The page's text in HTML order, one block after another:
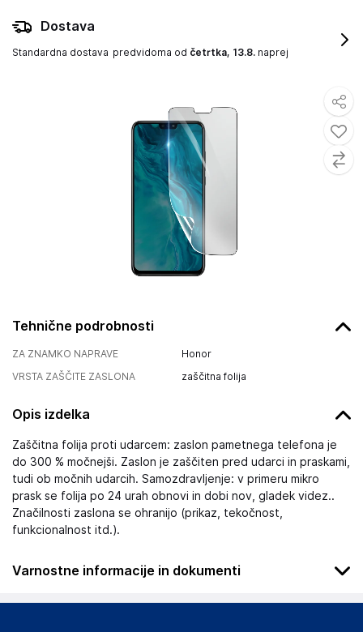
Tehnične podrobnosti
ZA ZNAMKO NAPRAVE
Honor
VRSTA ZAŠČITE ZASLONA
zaščitna folija
Opis izdelka
Zaščitna folija proti udarcem: zaslon pametnega telefona je
do 300 % močnejši. Zaslon je zaščiten pred udarci in praskami,
tudi ob močnih udarcih. Samozdravljenje: v primeru mikro
prask se folija po 24 urah obnovi in dobi nov, gladek videz..
Značilnosti zaslona se ohranijo (prikaz, tekočnost,
funkcionalnost itd.).
Varnostne informacije in dokumenti
Podatki o proizvajalcu
Dostava
Standardna dostava predvidoma od četrtka, 13.8. naprej